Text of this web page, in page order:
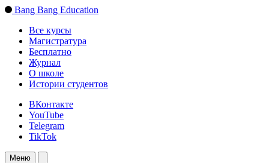
Bang Bang Education
Все курсы
Магистратура
Бесплатно
Журнал
О школе
Истории студентов
ВКонтакте
YouTube
Telegram
TikTok
Меню